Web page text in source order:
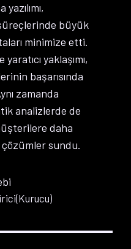
büyük
minimize etti.
yaklaşımı,
başarısında
zamanda
analizlerde de
daha
çözümler sundu.